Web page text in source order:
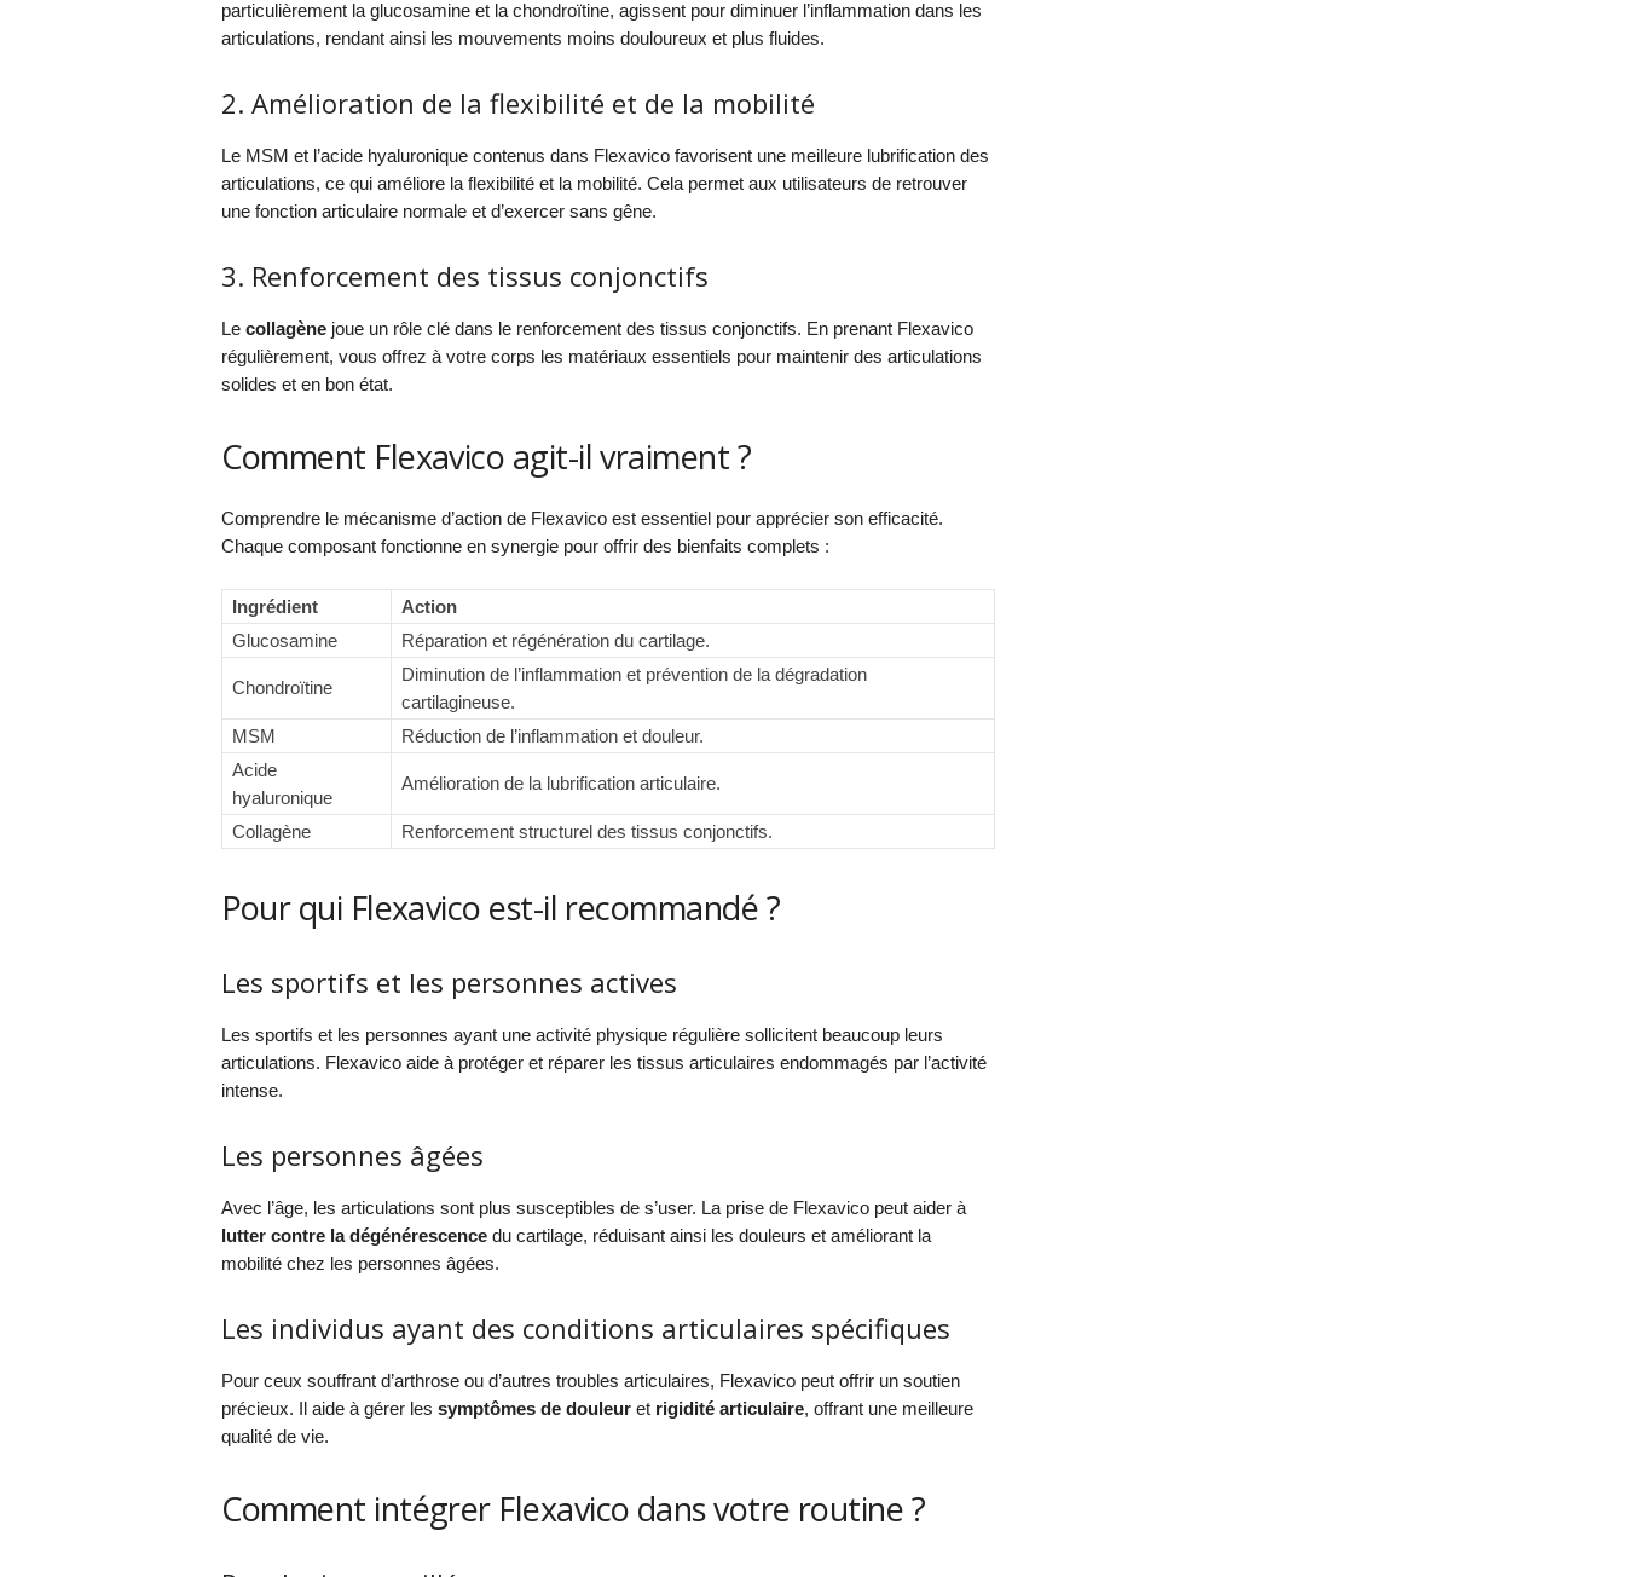
particulièrement la glucosamine et la chondroïtine, agissent pour diminuer l’inflammation dans les
articulations, rendant ainsi les mouvements moins douloureux et plus fluides.
2. Amélioration de la flexibilité et de la mobilité
Le MSM et l’acide hyaluronique contenus dans Flexavico favorisent une meilleure lubrification des
articulations, ce qui améliore la flexibilité et la mobilité. Cela permet aux utilisateurs de retrouver
une fonction articulaire normale et d’exercer sans gêne.
3. Renforcement des tissus conjonctifs
Le collagènejoue un rôle clé dans le renforcement des tissus conjonctifs. En prenant Flexavico
régulièrement, vous offrez à votre corps les matériaux essentiels pour maintenir des articulations
solides et en bon état.
Comment Flexavico agit-il vraiment ?
Comprendre le mécanisme d’action de Flexavico est essentiel pour apprécier son efficacité.
Chaque composant fonctionne en synergie pour offrir des bienfaits complets :
Ingrédient
Action
Glucosamine
Réparation et régénération du cartilage.
Chondroïtine
Diminution de l’inflammation et prévention de la dégradation
cartilagineuse.
MSM
Réduction de l’inflammation et douleur.
Acide
hyaluronique
Amélioration de la lubrification articulaire.
Collagène Renforcement structurel des tissus conjonctifs.
Pour qui Flexavico est-il recommandé ?
Les sportifs et les personnes actives
Les sportifs et les personnes ayant une activité physique régulière sollicitent beaucoup leurs
articulations. Flexavico aide à protéger et réparer les tissus articulaires endommagés par l’activité
intense.
Les personnes âgées
Avec l’âge, les articulations sont plus susceptibles de s’user. La prise de Flexavico peut aider à
lutter contre la dégénérescencedu cartilage, réduisant ainsi les douleurs et améliorant la
mobilité chez les personnes âgées.
Les individus ayant des conditions articulaires spécifiques
Pour ceux souffrant d’arthrose ou d’autres troubles articulaires, Flexavico peut offrir un soutien
précieux. Il aide à gérer les symptômes de douleuret rigidité articulaire, offrant une meilleure
qualité de vie.
Comment intégrer Flexavico dans votre routine ?